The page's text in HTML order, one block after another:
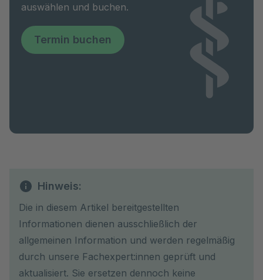
auswählen und buchen.
Termin buchen
Hinweis:
Die in diesem Artikel bereitgestellten
Informationen dienen ausschließlich der
allgemeinen Information und werden regelmäßig
durch unsere Fachexpert:innen geprüft und
aktualisiert. Sie ersetzen dennoch keine